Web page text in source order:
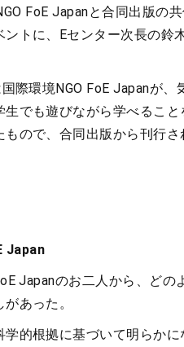
FoE Japanと合同出版の
トに、Eセンター次長の鈴
際環境NGO FoE Japanが、
でも遊びながら学べること
ので、合同出版から刊行さ
Japan
Japanのお二人から、どの
あった。
的根拠に基づいて明らかに